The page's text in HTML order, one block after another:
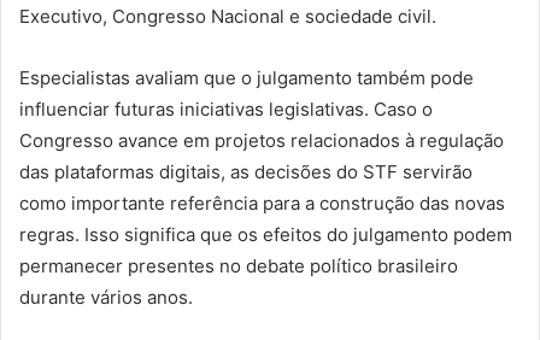
Executivo, Congresso Nacional e sociedade civil.
Especialistas avaliam que o julgamento também pode
influenciar futuras iniciativas legislativas. Caso o
Congresso avance em projetos relacionados à regulação
das plataformas digitais, as decisões do STF servirão
como importante referência para a construção das novas
regras. Isso significa que os efeitos do julgamento podem
permanecer presentes no debate político brasileiro
durante vários anos.